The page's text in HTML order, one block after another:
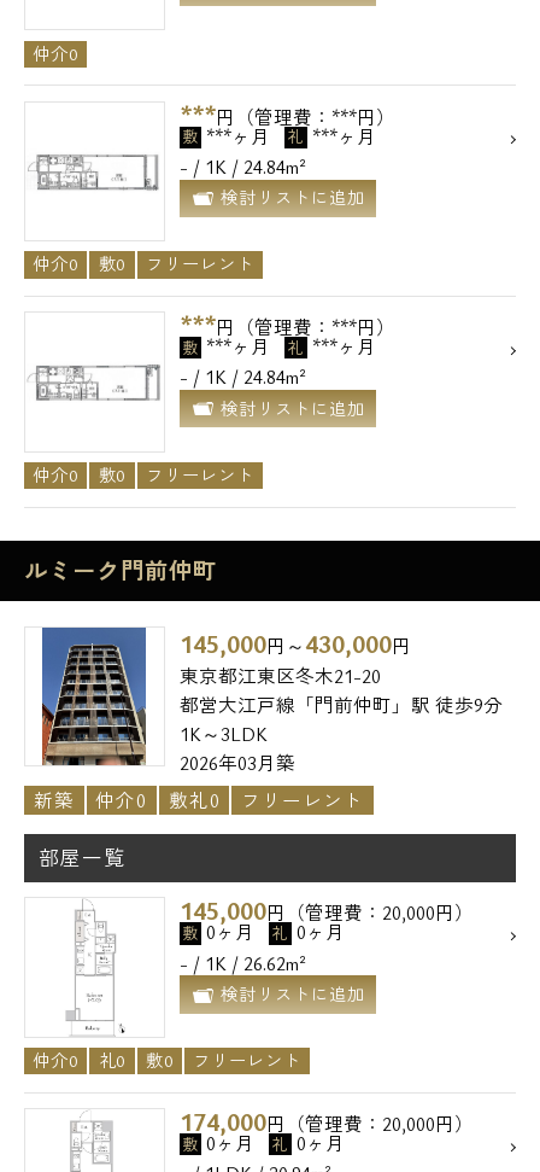
仲介0
***円（管理費：***円）
敷 ***ヶ月 礼 ***ヶ月
- / 1K / 24.84m²
検討リストに追加
仲介0 敷0 フリーレント
***円（管理費：***円）
敷 ***ヶ月 礼 ***ヶ月
- / 1K / 24.84m²
検討リストに追加
仲介0 敷0 フリーレント
ルミーク門前仲町
145,000円～430,000円
東京都江東区冬木21-20
都営大江戸線「門前仲町」駅 徒歩9分
1K～3LDK
2026年03月築
新築
仲介0 敷礼0 フリーレント
部屋一覧
145,000円（管理費：20,000円）
敷 0ヶ月 礼 0ヶ月
- / 1K / 26.62m²
検討リストに追加
仲介0 礼0 敷0 フリーレント
174,000円（管理費：20,000円）
敷 0ヶ月 礼 0ヶ月